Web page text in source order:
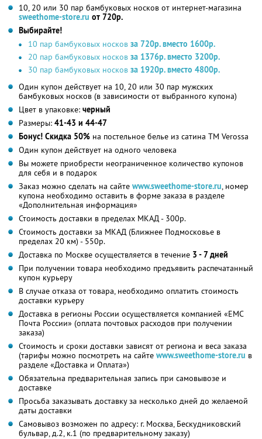
10, 20 или 30 пар бамбуковых носков от интернет-магазина
sweethome-store.ru от 720р.
Выбирайте!
10 пар бамбуковых носков за 720р. вместо 1600р.
20 пар бамбуковых носков за 1376р. вместо 3200р.
30 пар бамбуковых носков за 1920р. вместо 4800р.
Один купон действует на 10, 20 или 30 пар мужских
бамбуковых носков (в зависимости от выбранного купона)
Цвет в упаковке: черный
Размеры: 41-43 и 44-47
Бонус! Скидка 50% на постельное белье из сатина ТМ Verossa
Один купон действует на одного человека
Вы можете приобрести неограниченное количество купонов
для себя и в подарок
Заказ можно сделать на сайте www.sweethome-store.ru, номер
купона необходимо оставить в форме заказа в разделе
«Дополнительная информация»
Стоимость доставки в пределах МКАД - 300р.
Стоимость доставки за МКАД (Ближнее Подмосковье в
пределах 20 км) - 550р.
Доставка по Москве осуществляется в течение 3 - 7 дней
При получении товара необходимо предъявить распечатанный
купон курьеру
В случае отказа от товара, необходимо оплатить стоимость
доставки курьеру
Доставка в регионы России осуществляется компанией «ЕМС
Почта России» (оплата почтовых расходов при получении
заказа)
Стоимость и сроки доставки зависят от региона и веса заказа
(тарифы можно посмотреть на сайте www.sweethome-store.ru в
разделе «Доставка и Оплата»)
Обязательна предварительная запись при самовывозе и
доставке
Просьба заказывать доставку за несколько дней до желаемой
даты доставки
Самовывоз возможен по адресу: г. Москва, Бескудниковский
бульвар, д.2, к.1 (по предварительному заказу)